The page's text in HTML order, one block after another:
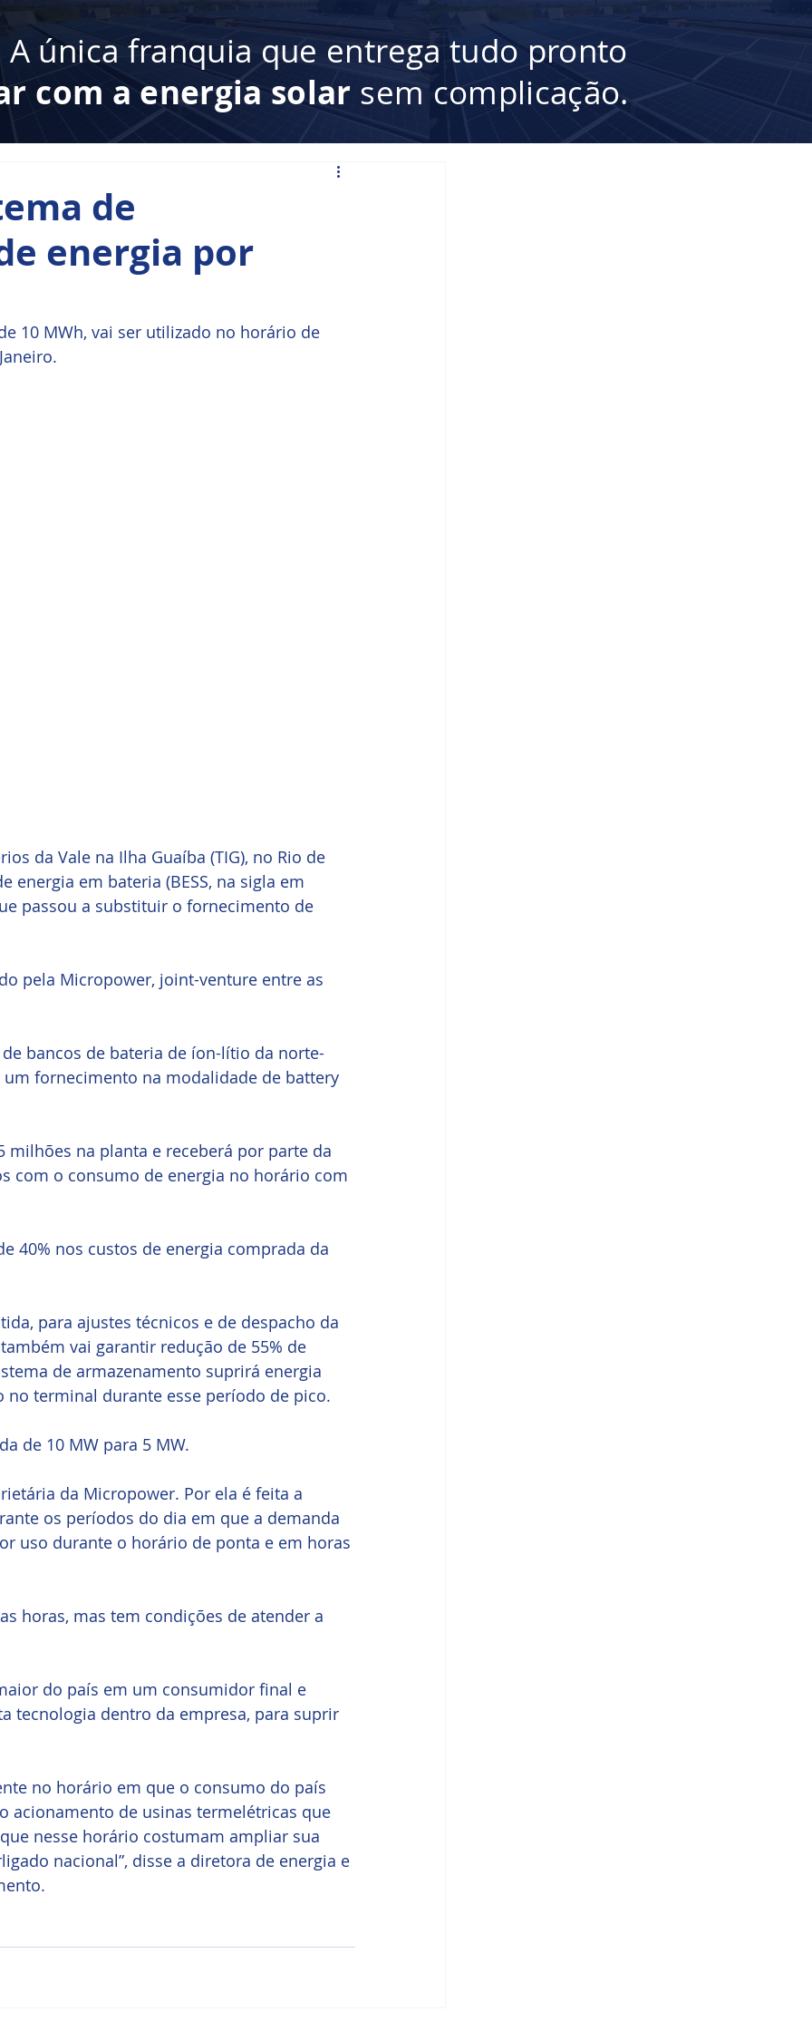
A única franquia que entrega tudo pronto
com a energia solar sem complicação.
de
energia por
10 MWh, vai ser utilizado no horário de
da Vale na Ilha Guaíba (TIG), no Rio de
energia em bateria (BESS, na sigla em
passou a substituir o fornecimento de
pela Micropower, joint-venture entre as
bancos de bateria de íon-lítio da norte-
fornecimento na modalidade de battery
milhões na planta e receberá por parte da
com o consumo de energia no horário com
40% nos custos de energia comprada da
para ajustes técnicos e de despacho da
vai garantir redução de 55% de
de armazenamento suprirá energia
no terminal durante esse período de pico.
de 10 MW para 5 MW.
da Micropower. Por ela é feita a
os períodos do dia em que a demanda
uso durante o horário de ponta e em horas
do país em um consumidor final e
tecnologia dentro da empresa, para suprir
no horário em que o consumo do país
acionamento de usinas termelétricas que
nesse horário costumam ampliar sua
nacional”, disse a diretora de energia e